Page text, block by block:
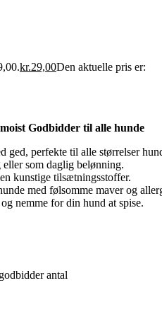
kr.29,00Den aktuelle pris er:
Godbidder til alle hunde
ged, perfekte til alle størrelser
som daglig belønning.
kunstige tilsætningsstoffer.
med følsomme maver og
nemme for din hund at spise.
antal